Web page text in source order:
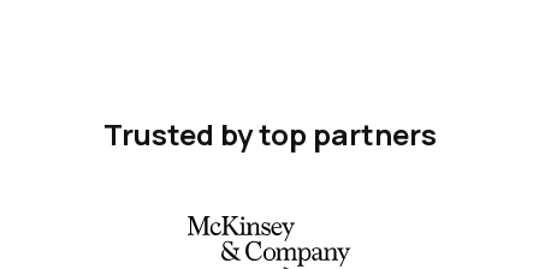
Trusted by top partners